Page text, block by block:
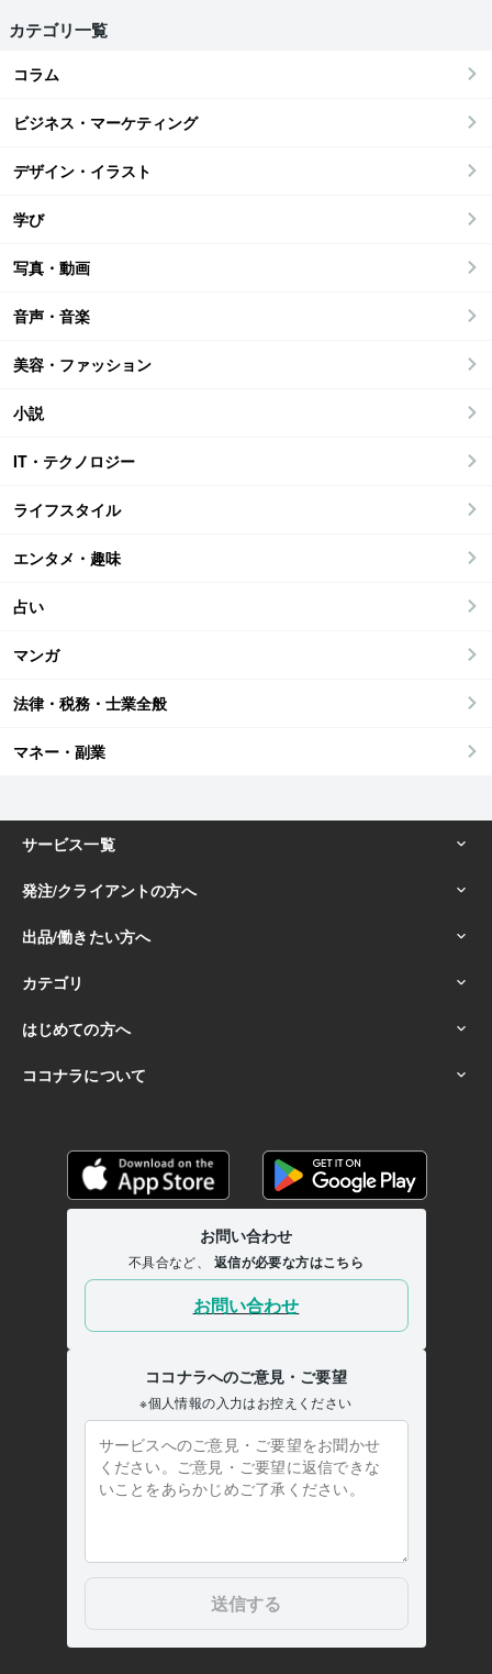
カテゴリ一覧
コラム
ビジネス・マーケティング
デザイン・イラスト
学び
写真・動画
音声・音楽
美容・ファッション
小説
IT・テクノロジー
ライフスタイル
エンタメ・趣味
占い
マンガ
法律・税務・士業全般
マネー・副業